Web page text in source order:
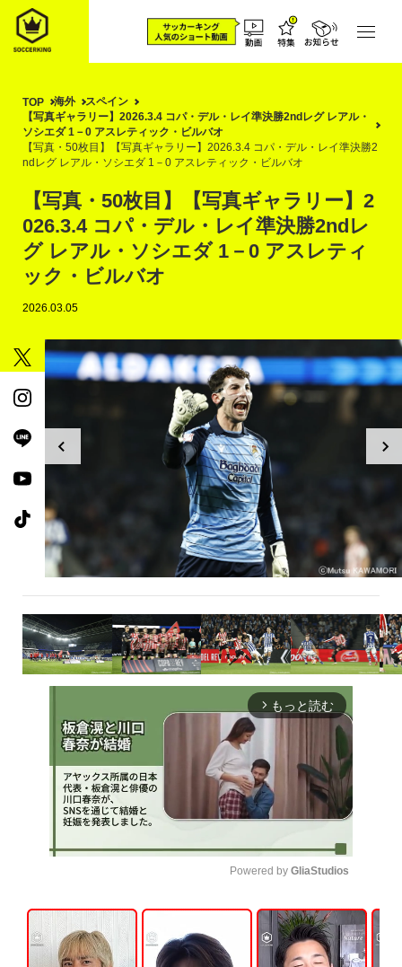
TOP 海外
スペイン
【写真ギャラリー】2026.3.4 コパ・デル・レイ準決勝2ndレグ レアル・
ソシエダ 1－0 アスレティック・ビルバオ
【写真・50枚目】【写真ギャラリー】2026.3.4 コパ・デル・レイ準決勝2
ndレグ レアル・ソシエダ 1－0 アスレティック・ビルバオ
【写真・50枚目】【写真ギャラリー】2
026.3.4 コパ・デル・レイ準決勝2ndレ
グ レアル・ソシエダ 1－0 アスレティ
ック・ビルバオ
2026.03.05
arrow_forward_ios もっと読む
n
m
u
Powered by GliaStudios